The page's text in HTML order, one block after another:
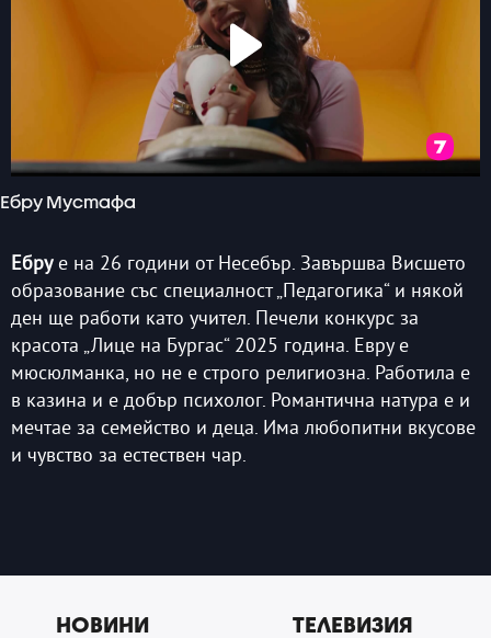
Ебру Мустафа
Ебруе на 26 години от Несебър. Завършва Висшето
образование със специалност „Педагогика“ и някой
ден ще работи като учител. Печели конкурс за
красота „Лице на Бургас“ 2025 година. Евру е
мюсюлманка, но не е строго религиозна. Работила е
в казина и е добър психолог. Романтична натура е и
мечтае за семейство и деца. Има любопитни вкусове
и чувство за естествен чар.
НОВИНИ ТЕЛЕВИЗИЯ